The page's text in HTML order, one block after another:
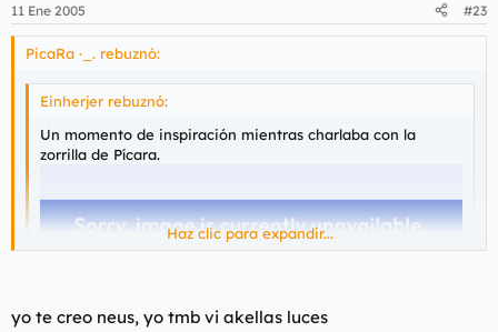
BLEEHH
11 Ene 2005 #23
PicaRa ·_. rebuznó:
Einherjer rebuznó:
Un momento de inspiración mientras charlaba con la
zorrilla de Pícara.
Haz clic para expandir...
yo te creo neus, yo tmb vi akellas luces